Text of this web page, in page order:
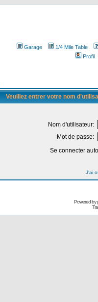
Garage
1/4 Mile Table
Profil
Veuillez entrer votre nom
Nom d'utilisateur:
Mot de passe:
Se connecter
J'ai
Powered by